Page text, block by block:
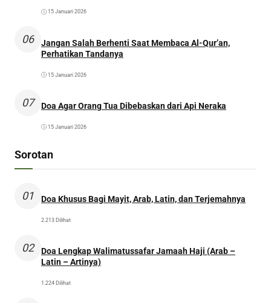
15 Januari 2026
06
Jangan Salah Berhenti Saat Membaca Al-Qur’an,
Perhatikan Tandanya
15 Januari 2026
07 Doa Agar Orang Tua Dibebaskan dari Api Neraka
15 Januari 2026
Sorotan
01 Doa Khusus Bagi Mayit, Arab, Latin, dan Terjemahnya
2.213 Dilihat
02
Doa Lengkap Walimatussafar Jamaah Haji (Arab –
Latin – Artinya)
1.224 Dilihat